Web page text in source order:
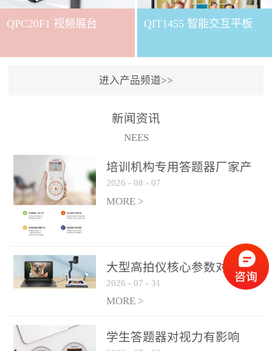
动的质量直接影响教学效
果与学生参与度。作为
打造的互动授课软件，
QVote 以 “让每一堂课都充
功能与数据化教学分析，
课堂互动解决方案，重新
定义了师生互动的新模
式。极简操作，轻松融入
教学流程QVote 深谙教师
教学节奏的重要性，采用
念，教师无需复杂培训即
可快速上手。软件支持与
PPT、白板等常用教学工具
几步：打开软件、选择互
动模式、发起互动任务，
QPC20F1 视频展台 QIT1455 智能交互平板
进入产品频道>>
新闻资讯
NEES
培训机构专用答题器厂家产
品方案
2026 - 08 - 07
MORE >
大型高拍仪核心参数对比与
选购建议
2026 - 07 - 31
MORE >
学生答题器对视力有影响